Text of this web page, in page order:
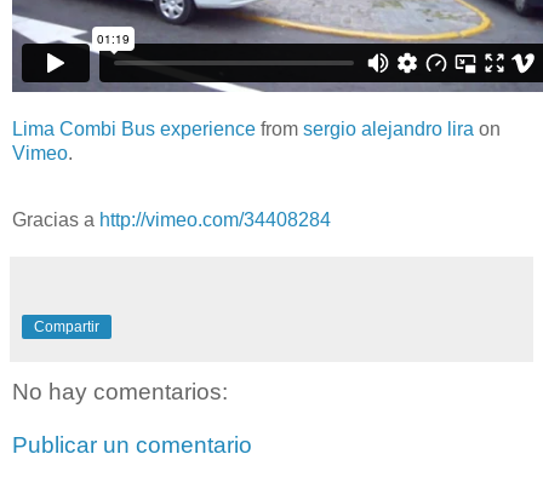
Lima Combi Bus experience from sergio alejandro lira on
Vimeo.
Gracias a http://vimeo.com/34408284
Compartir
No hay comentarios:
Publicar un comentario